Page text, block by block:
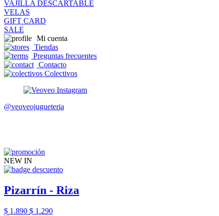
VAJILLA DESCARTABLE
VELAS
GIFT CARD
SALE
Mi cuenta
Tiendas
Preguntas frecuentes
Contacto
Colectivos
@veoveojugueteria
NEW IN
Pizarrín - Riza
$ 1.890 $ 1.290